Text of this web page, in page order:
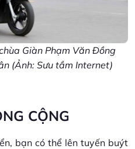
Giàn Phạm Văn Đồng
(Ảnh: Sưu tầm Internet)
CỘNG
bạn có thể lên tuyến buýt